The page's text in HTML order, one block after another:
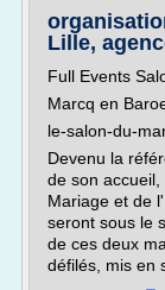
Lille,
Full Events
Marcq en
le-salon-du-
Devenu la
de son
Mariage et de
seront sous le
de ces deux
défilés, mis en